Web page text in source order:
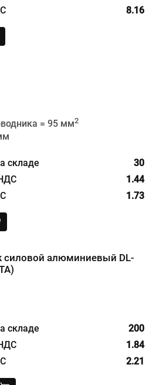
8.16
= 95 мм2
30
1.44
1.73
силовой алюминиевый DL-
200
1.84
2.21